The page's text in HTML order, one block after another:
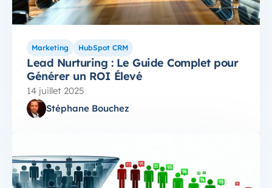
Marketing HubSpot CRM
Lead Nurturing : Le Guide Complet pour
Générer un ROI Élevé
14 juillet 2025
Stéphane Bouchez